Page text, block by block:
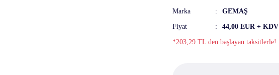
Marka GEMAŞ
Fiyat 44,00 EUR + KDV
*203,29 TL den başlayan taksitlerle!